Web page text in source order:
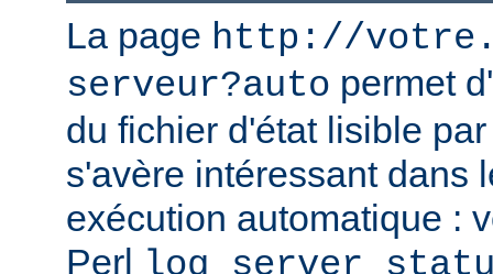
La page http://
serveur?auto permet
du fichier d'état lisible
s'avère intéressant dans
exécution automatique :
Perl